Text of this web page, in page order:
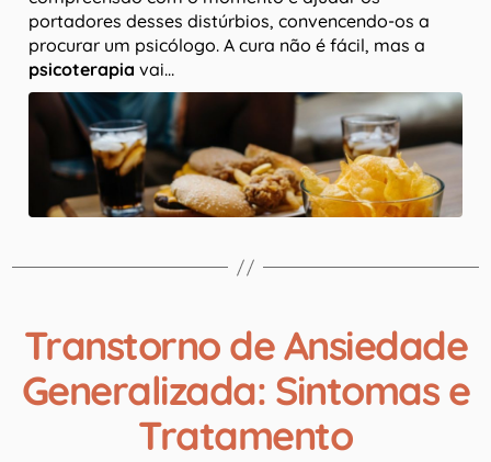
portadores desses distúrbios, convencendo-os a
procurar um psicólogo. A cura não é fácil, mas a
psicoterapia vai…
Transtorno de Ansiedade
Generalizada: Sintomas e
Tratamento